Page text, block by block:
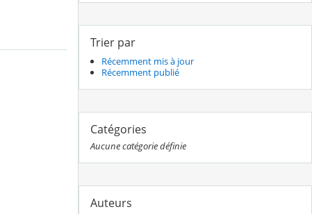
Trier par
Récemment mis à jour
Récemment publié
Catégories
Aucune catégorie définie
Auteurs